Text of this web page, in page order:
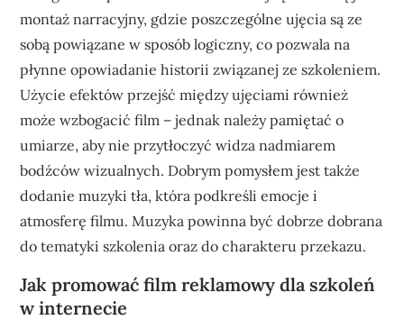
montaż narracyjny, gdzie poszczególne ujęcia są ze
sobą powiązane w sposób logiczny, co pozwala na
płynne opowiadanie historii związanej ze szkoleniem.
Użycie efektów przejść między ujęciami również
może wzbogacić film – jednak należy pamiętać o
umiarze, aby nie przytłoczyć widza nadmiarem
bodźców wizualnych. Dobrym pomysłem jest także
dodanie muzyki tła, która podkreśli emocje i
atmosferę filmu. Muzyka powinna być dobrze dobrana
do tematyki szkolenia oraz do charakteru przekazu.
Jak promować film reklamowy dla szkoleń
w internecie